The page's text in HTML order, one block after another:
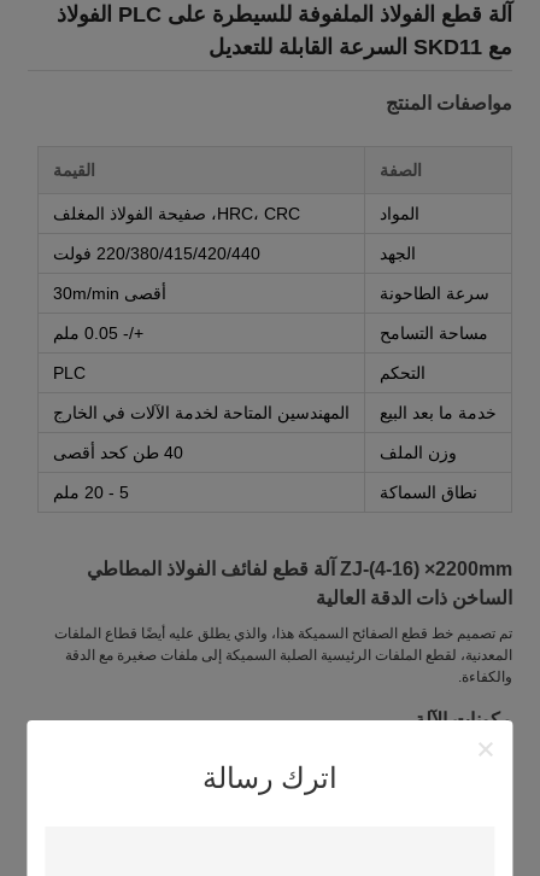
اترك رسالة
آلة قطع الفولاذ الملفوفة للسيطرة على PLC الفولاذ
مع SKD11 السرعة القابلة للتعديل
مواصفات المنتج
الصفة القيمة
المواد HRC، CRC، صفيحة الفولاذ المغلف
الجهد 220/380/415/420/440 فولت
سرعة الطاحونة أقصى 30m/min
مساحة التسامح +/- 0.05 ملم
التحكم PLC
خدمة ما بعد البيع المهندسين المتاحة لخدمة الآلات في الخارج
وزن الملف 40 طن كحد أقصى
نطاق السماكة 5 - 20 ملم
ZJ-(4-16) ×2200mm آلة قطع لفائف الفولاذ المطاطي
الساخن ذات الدقة العالية
تم تصميم خط قطع الصفائح السميكة هذا، والذي يطلق عليه أيضًا قطاع الملفات
المعدنية، لقطع الملفات الرئيسية الصلبة السميكة إلى ملفات صغيرة مع الدقة
والكفاءة.
مكونات الآلة
عربة تحميل لفائف مع منصة دعم
محرك إطلاق الحمولة الكبيرة مزدوج القضبان